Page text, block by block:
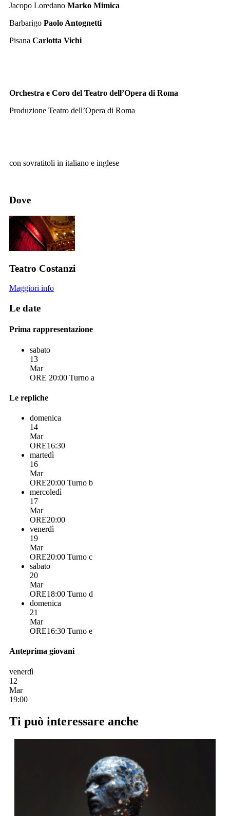
Jacopo Loredano Marko Mimica
Barbarigo Paolo Antognetti
Pisana Carlotta Vichi
Orchestra e Coro del Teatro dell’Opera di Roma
Produzione Teatro dell’Opera di Roma
con sovratitoli in italiano e inglese
Dove
Teatro Costanzi
Maggiori info
Le date
Prima rappresentazione
sabato
13
Mar
ORE 20:00 Turno a
Le repliche
domenica
14
Mar
ORE16:30
martedì
16
Mar
ORE20:00 Turno b
mercoledì
17
Mar
ORE20:00
venerdì
19
Mar
ORE20:00 Turno c
sabato
20
Mar
ORE18:00 Turno d
domenica
21
Mar
ORE16:30 Turno e
Anteprima giovani
venerdì
12
Mar
19:00
Ti può interessare anche